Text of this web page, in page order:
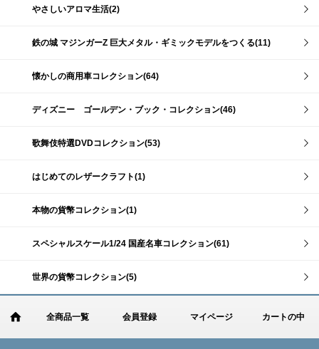
やさしいアロマ生活(2)
鉄の城 マジンガーZ 巨大メタル・ギミックモデルをつくる(11)
懐かしの商用車コレクション(64)
ディズニー ゴールデン・ブック・コレクション(46)
歌舞伎特選DVDコレクション(53)
はじめてのレザークラフト(1)
本物の貨幣コレクション(1)
スペシャルスケール1/24 国産名車コレクション(61)
世界の貨幣コレクション(5)
全商品一覧 会員登録 マイページ カートの中